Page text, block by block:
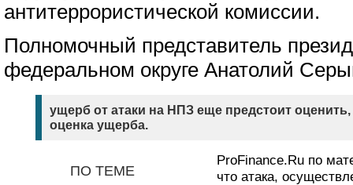
антитеррористической комиссии.
Полномочный представитель
федеральном округе Анатолий
ущерб от атаки на НПЗ еще предстоит
оценка ущерба.
ПО ТЕМЕ
ProFinance.Ru по
что атака,